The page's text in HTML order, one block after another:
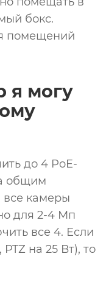
бокс.
помещений
я могу
до 4 PoE-
общим
все камеры
для 2-4 Мп
все 4. Если
на 25 Вт), то